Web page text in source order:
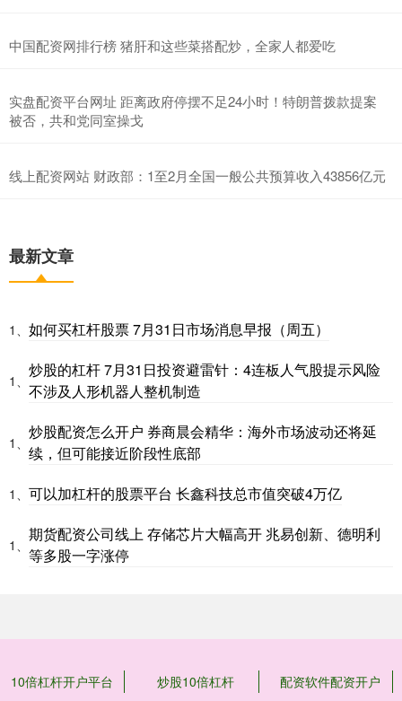
中国配资网排行榜 猪肝和这些菜搭配炒，全家人都爱吃
实盘配资平台网址 距离政府停摆不足24小时！特朗普拨款提案
被否，共和党同室操戈
线上配资网站 财政部：1至2月全国一般公共预算收入43856亿元
最新文章
1、 如何买杠杆股票 7月31日市场消息早报（周五）
1、
炒股的杠杆 7月31日投资避雷针：4连板人气股提示风险
不涉及人形机器人整机制造
1、
炒股配资怎么开户 券商晨会精华：海外市场波动还将延
续，但可能接近阶段性底部
1、 可以加杠杆的股票平台 长鑫科技总市值突破4万亿
1、
期货配资公司线上 存储芯片大幅高开 兆易创新、德明利
等多股一字涨停
10倍杠杆开户平台 炒股10倍杠杆 配资软件配资开户